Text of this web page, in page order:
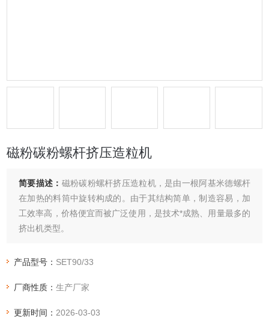
磁粉碳粉螺杆挤压造粒机
简要描述： 磁粉碳粉螺杆挤压造粒机，是由一根阿基米德螺杆
在加热的料筒中旋转构成的。由于其结构简单，制造容易，加
工效率高，价格便宜而被广泛使用，是技术*成熟、用量最多的
挤出机类型。
产品型号： SET90/33
厂商性质：生产厂家
更新时间： 2026-03-03